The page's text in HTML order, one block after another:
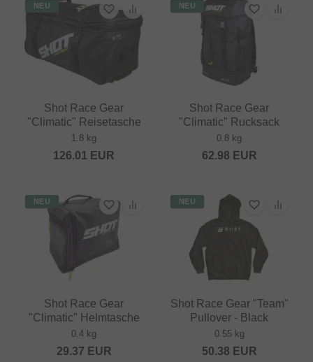
NEU
Shot Race Gear
"Climatic" Reisetasche
1.8 kg
126.01 EUR
NEU
Shot Race Gear
"Climatic" Rucksack
0.8 kg
62.98 EUR
NEU
Shot Race Gear
"Climatic" Helmtasche
0.4 kg
29.37 EUR
NEU
Shot Race Gear "Team"
Pullover - Black
0.55 kg
50.38 EUR